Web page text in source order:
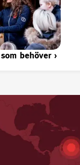
behöver›